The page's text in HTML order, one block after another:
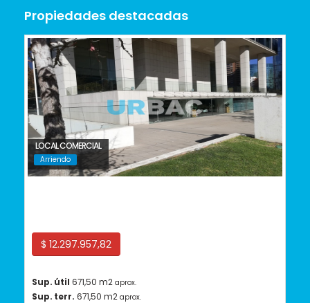
Propiedades destacadas
LOCAL COMERCIAL
Arriendo
$ 12.297.957,82
Sup. útil 671,50 m2 aprox.
Sup. terr. 671,50 m2 aprox.